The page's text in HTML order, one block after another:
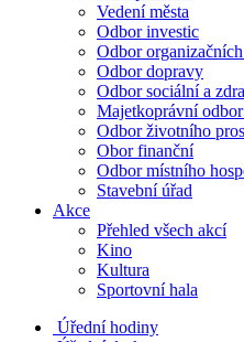
Vedení města
Odbor investic
Odbor
Odbor dopravy
Odbor sociální a
Majetkoprávní
Odbor životního
Obor finanční
Odbor místního
Stavební úřad
Akce
Přehled všech akcí
Kino
Kultura
Sportovní hala
Úřední hodiny